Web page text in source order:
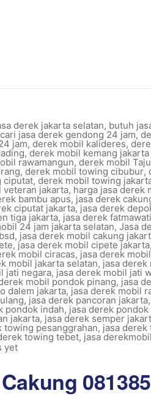
derek jakarta selatan, butuh
cari jasa derek gendong 24 jam,
jam, derek mobil kalideres,
,derek mobil kemang jakarta
rawamangun, derek mobil
, derek mobil towing cibubur,
ciputat, derek mobil towing
veteran jakarta, harga jasa derek
bambu apus, jasa derek
ciputat jakarta, jasa derek
tiga jakarta, jasa derek
24 jam jakarta selatan, Jasa
, jasa derek mobil cakung
, jasa derek mobil cipete jakarta,
mobil ciracas, jasa derek
mobil jakarta selatan, jasa
jati negara, jasa derek mobil jati
mobil pondok pinang, jasa
dalem jakarta, jasa derek mobil
, jasa derek pancoran jakarta,
pondok indah, jasa derek pondok
jakarta, jasa derek semper
towing pesanggrahan, jasa derek
towing tebet, jasa
yet